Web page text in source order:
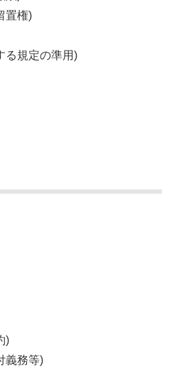
置権)
る規定の準用)
)
義務等)